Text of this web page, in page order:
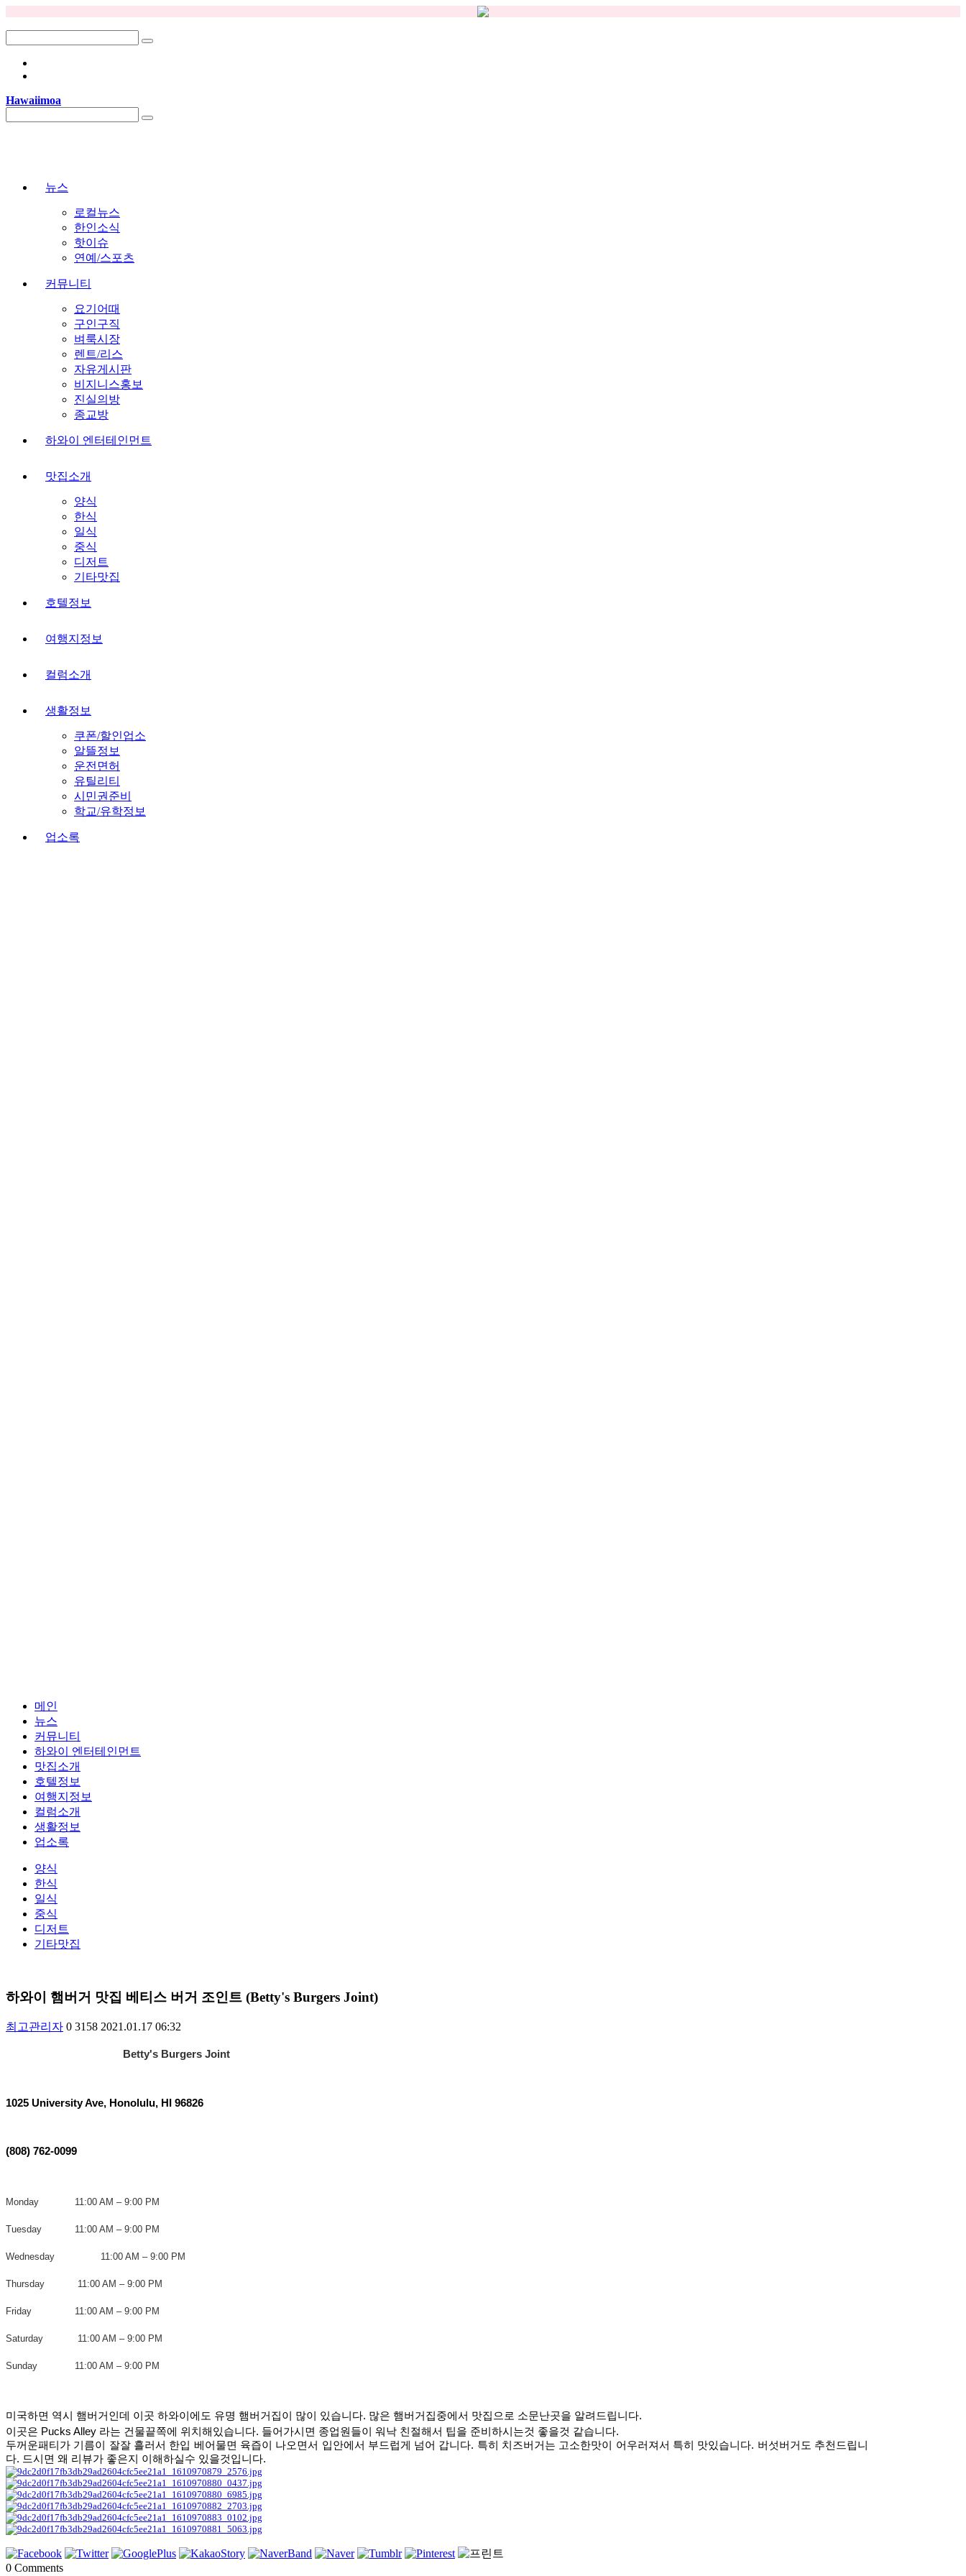
Hawaiimoa
자유게시판 > 골프치는 사람들 어떤선물 받으면 좋으세요?
자유게시판 > 내일까지 아마존 프라임데이인데, 다들 어떤 거 사셨는지 궁금하네요.
자유게시판 > 골프치는 사람들 어떤선물 받으면 좋으세요?
자유게시판 > 상위권 Essay는 무엇이 다를까요?
뉴스
로컬뉴스
한인소식
핫이슈
연예/스포츠
커뮤니티
요기어때
구인구직
벼룩시장
렌트/리스
자유게시판
비지니스홍보
진실의방
종교방
하와이 엔터테인먼트
맛집소개
양식
한식
일식
중식
디저트
기타맛집
호텔정보
여행지정보
컬럼소개
생활정보
쿠폰/할인업소
알뜰정보
운전면허
유틸리티
시민권준비
학교/유학정보
업소록
메인
뉴스
커뮤니티
하와이 엔터테인먼트
맛집소개
호텔정보
여행지정보
컬럼소개
생활정보
업소록
양식
한식
일식
중식
디저트
기타맛집
하와이 햄버거 맛집 베티스 버거 조인트 (Betty's Burgers Joint)
최고관리자 0 3158 2021.01.17 06:32
Betty's Burgers Joint
1025 University Ave, Honolulu, HI 96826
(808) 762-0099
Monday 11:00 AM – 9:00 PM
Tuesday 11:00 AM – 9:00 PM
Wednesday 11:00 AM – 9:00 PM
Thursday 11:00 AM – 9:00 PM
Friday 11:00 AM – 9:00 PM
Saturday 11:00 AM – 9:00 PM
Sunday 11:00 AM – 9:00 PM
미국하면 역시 햄버거인데 이곳 하와이에도 유명 햄버거집이 많이 있습니다. 많은 햄버거집중에서 맛집으로 소문난곳을 알려드립니다.
이곳은 Pucks Alley 라는 건물끝쪽에 위치해있습니다. 들어가시면 종업원들이 워낙 친절해서 팁을 준비하시는것 좋을것 같습니다.
두꺼운패티가 기름이 잘잘 흘러서 한입 베어물면 육즙이 나오면서 입안에서 부드럽게 넘어 갑니다. 특히 치즈버거는 고소한맛이 어우러져서 특히 맛있습니다. 버섯버거도 추천드립니
다. 드시면 왜 리뷰가 좋은지 이해하실수 있을것입니다.
0 Comments